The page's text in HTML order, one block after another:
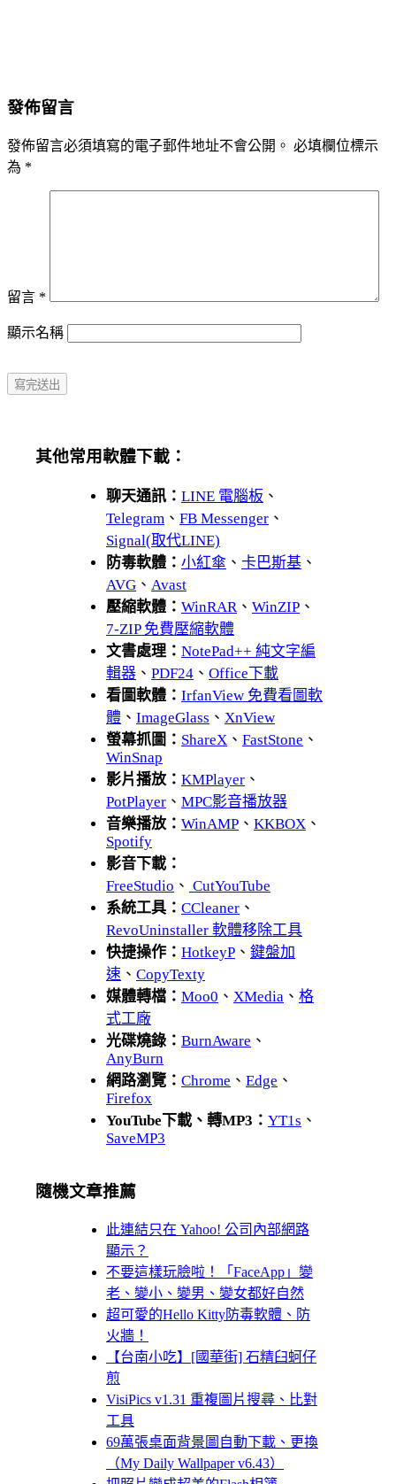
發佈留言
發佈留言必須填寫的電子郵件地址不會公開。 必填欄位標示
為 *
留言 *
顯示名稱
其他常用軟體下載：
聊天通訊： LINE 電腦板 、
Telegram 、 FB Messenger 、
Signal(取代LINE)
防毒軟體： 小紅傘 、 卡巴斯基 、
AVG 、 Avast
壓縮軟體： WinRAR、 WinZIP 、
7-ZIP 免費壓縮軟體
文書處理： NotePad++ 純文字編
輯器 、 PDF24 、 Office下載
看圖軟體： IrfanView 免費看圖軟
體 、 ImageGlass 、 XnView
螢幕抓圖： ShareX 、 FastStone 、
WinSnap
影片播放： KMPlayer 、
PotPlayer 、 MPC影音播放器
音樂播放： WinAMP 、 KKBOX 、
Spotify
影音下載：
FreeStudio 、 CutYouTube
系統工具： CCleaner 、
RevoUninstaller 軟體移除工具
快捷操作： HotkeyP 、 鍵盤加
速 、 CopyTexty
媒體轉檔： Moo0 、 XMedia 、 格
式工廠
光碟燒錄： BurnAware 、
AnyBurn
網路瀏覽： Chrome 、 Edge 、
Firefox
YouTube下載、轉MP3： YT1s 、
SaveMP3
隨機文章推薦
此連結只在 Yahoo! 公司內部網路
顯示？
不要這樣玩臉啦！「FaceApp」變
老、變小、變男、變女都好自然
超可愛的Hello Kitty防毒軟體、防
火牆！
【台南小吃】[國華街] 石精臼蚵仔
煎
VisiPics v1.31 重複圖片搜尋、比對
工具
69萬張桌面背景圖自動下載、更換
（My Daily Wallpaper v6.43）